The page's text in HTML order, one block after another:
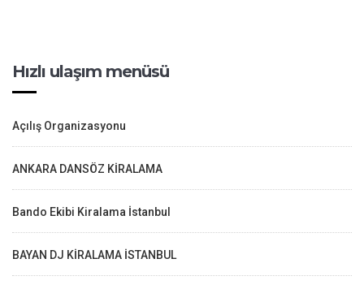
Hızlı ulaşım menüsü
Açılış Organizasyonu
ANKARA DANSÖZ KİRALAMA
Bando Ekibi Kiralama İstanbul
BAYAN DJ KİRALAMA İSTANBUL